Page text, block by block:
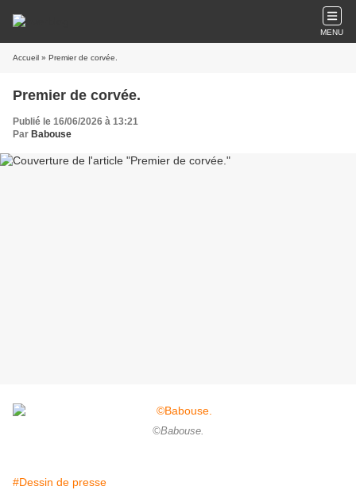
MENU
Accueil » Premier de corvée.
Premier de corvée.
Publié le 16/06/2026 à 13:21
Par Babouse
©Babouse.
#Dessin de presse